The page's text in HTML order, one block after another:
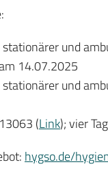
und
14.07.2025
und
(Link); vier
hygso.de/